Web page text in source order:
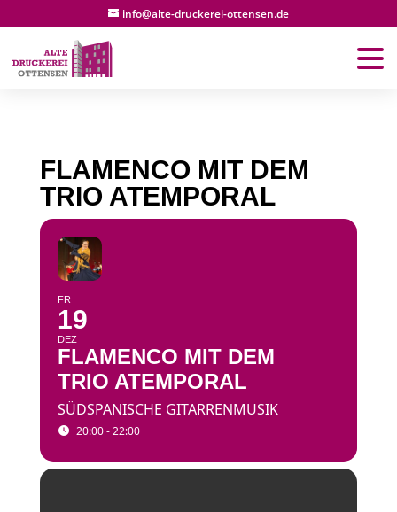
info@alte-druckerei-ottensen.de
FLAMENCO MIT DEM
TRIO ATEMPORAL
FR
19
DEZ
FLAMENCO MIT DEM
TRIO ATEMPORAL
SÜDSPANISCHE GITARRENMUSIK
20:00 - 22:00